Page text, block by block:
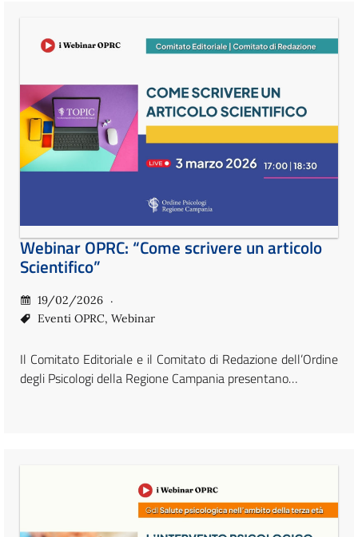
Webinar OPRC: “Come scrivere un articolo
Scientifico”
19/02/2026
Eventi OPRC, Webinar
Il Comitato Editoriale e il Comitato di Redazione dell’Ordine
degli Psicologi della Regione Campania presentano…